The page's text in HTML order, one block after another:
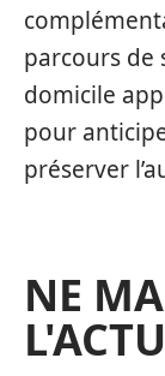
parcours de
domicile
pour
préserver
NE